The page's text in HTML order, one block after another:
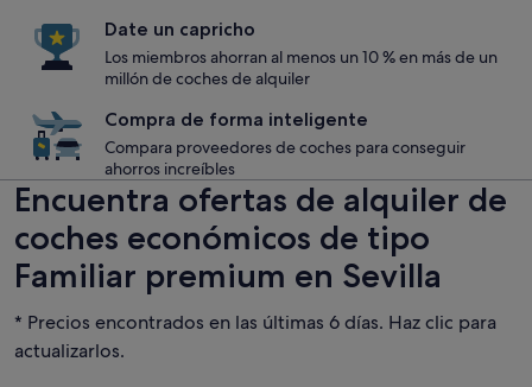
Date un capricho
Los miembros ahorran al menos un 10 % en más de un
millón de coches de alquiler
Compra de forma inteligente
Compara proveedores de coches para conseguir
ahorros increíbles
Encuentra ofertas de alquiler de
coches económicos de tipo
Familiar premium en Sevilla
* Precios encontrados en las últimas 6 días. Haz clic para
actualizarlos.